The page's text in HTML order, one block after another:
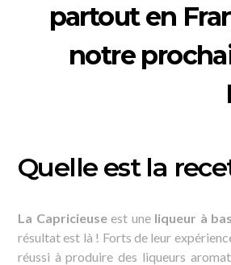
partout en
notre
Quelle est la
La Capricieuseest une liqueur à
résultat est là ! Forts de leur
réussi à produire des liqueurs